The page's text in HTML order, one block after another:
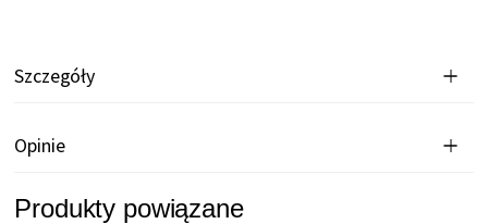
Szczegóły
Opinie
Produkty powiązane